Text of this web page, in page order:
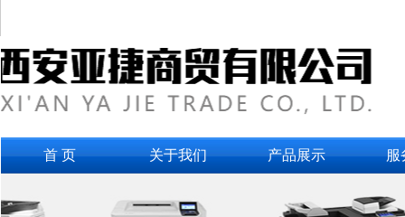
首 页 关于我们 产品展示 服